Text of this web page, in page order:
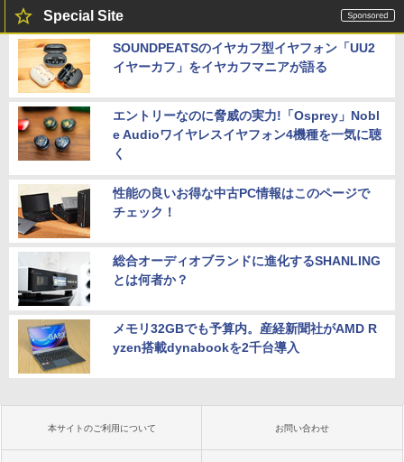
Special Site
SOUNDPEATSのイヤカフ型イヤフォン「UU2
イヤーカフ」をイヤカフマニアが語る
エントリーなのに脅威の実力!「Osprey」Nobl
e Audioワイヤレスイヤフォン4機種を一気に聴
く
性能の良いお得な中古PC情報はこのページで
チェック！
総合オーディオブランドに進化するSHANLING
とは何者か？
メモリ32GBでも予算内。産経新聞社がAMD R
yzen搭載dynabookを2千台導入
本サイトのご利用について お問い合わせ